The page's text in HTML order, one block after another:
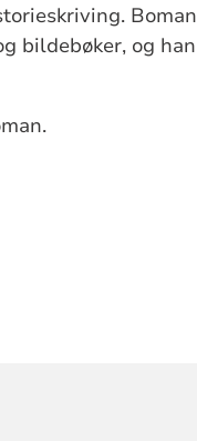
bildebøker, og